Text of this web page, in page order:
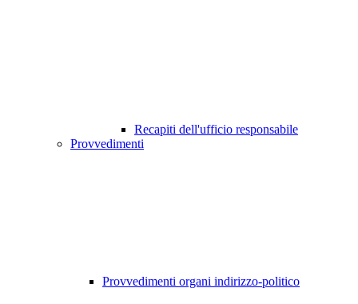
Recapiti dell'ufficio responsabile
Provvedimenti
Provvedimenti organi indirizzo-politico